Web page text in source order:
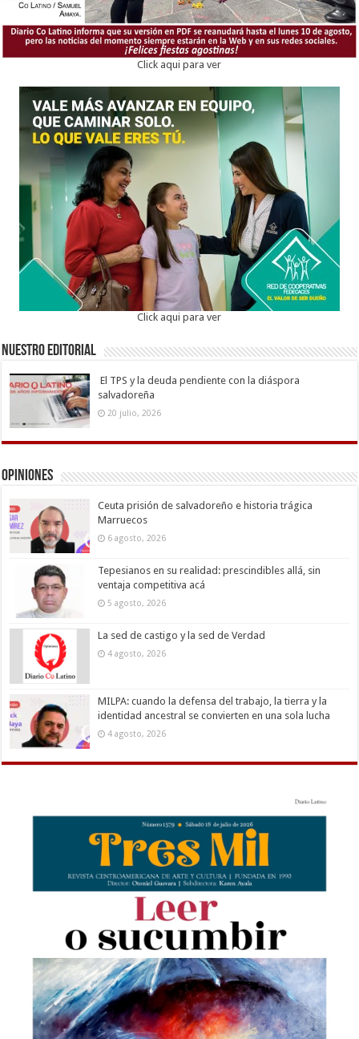
Click aqui para ver
Click aqui para ver
Nuestro Editorial
El TPS y la deuda pendiente con la diáspora
salvadoreña
20 julio, 2026
Opiniones
Ceuta prisión de salvadoreño e historia trágica
Marruecos
6 agosto, 2026
Tepesianos en su realidad: prescindibles allá, sin
ventaja competitiva acá
5 agosto, 2026
La sed de castigo y la sed de Verdad
4 agosto, 2026
MILPA: cuando la defensa del trabajo, la tierra y la
identidad ancestral se convierten en una sola lucha
4 agosto, 2026